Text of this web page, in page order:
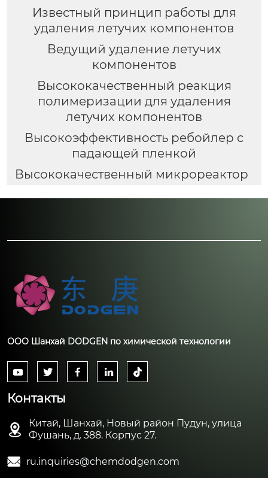
Известный принцип работы для
удаления летучих компонентов
Ведущий удаление летучих
компонентов
Высококачественный реакция
полимеризации для удаления
летучих компонентов
Высокоэффективность ребойлер с
падающей пленкой
Высококачественный микрореактор
ООО Шанхай DODGEN по химической технологии
    
Контакты

Китай, Шанхай, Новый район Пудун, улица
Фушань, д. 388. Корпус 27.
 ru.inquiries@chemdodgen.com